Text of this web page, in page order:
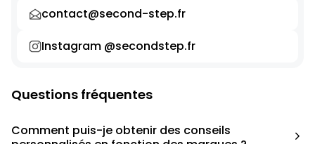
contact@second-step.fr
Instagram @secondstep.fr
Questions fréquentes
Comment puis-je obtenir des conseils